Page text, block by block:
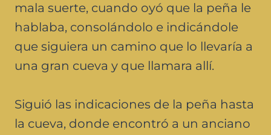
mala suerte, cuando oyó que la peña le
hablaba, consolándolo e indicándole
que siguiera un camino que lo llevaría a
una gran cueva y que llamara allí.
Siguió las indicaciones de la peña hasta
la cueva, donde encontró a un anciano